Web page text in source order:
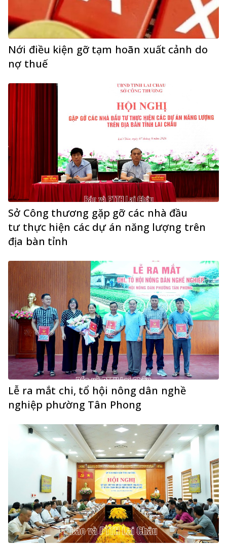
Nới điều kiện gỡ tạm hoãn xuất cảnh do
nợ thuế
Sở Công thương gặp gỡ các nhà đầu
tư thực hiện các dự án năng lượng trên
địa bàn tỉnh
Lễ ra mắt chi, tổ hội nông dân nghề
nghiệp phường Tân Phong